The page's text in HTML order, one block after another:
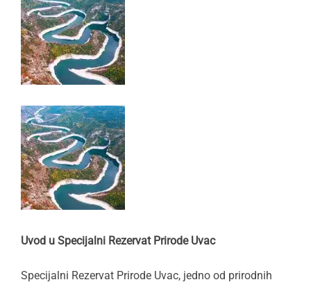
Uvod u Specijalni Rezervat Prirode Uvac
Specijalni Rezervat Prirode Uvac, jedno od prirodnih